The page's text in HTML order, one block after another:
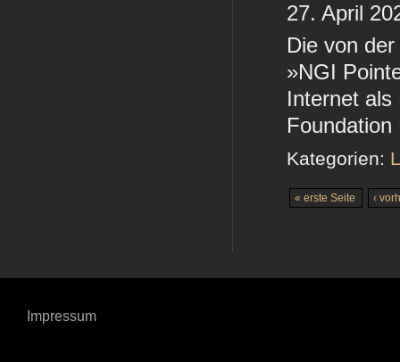
27. April
Die von
»NGI
Internet
Kategorien:
« erste Seite ‹
Impressum